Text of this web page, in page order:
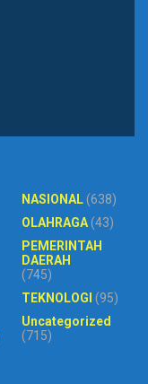
NASIONAL(638)
OLAHRAGA(43)
PEMERINTAH
DAERAH
(745)
TEKNOLOGI (95)
Uncategorized
(715)